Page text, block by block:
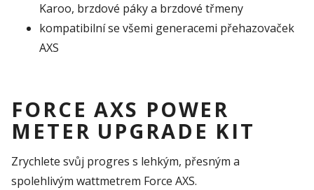
Karoo, brzdové páky a brzdové třmeny
kompatibilní se všemi generacemi přehazovaček
AXS
FORCE AXS POWER
METER UPGRADE KIT
Zrychlete svůj progres s lehkým, přesným a
spolehlivým wattmetrem Force AXS.